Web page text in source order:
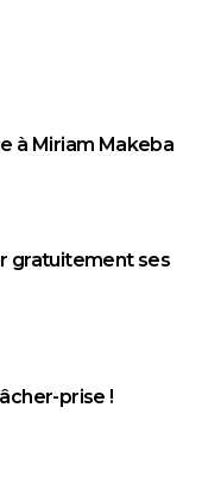
à Miriam Makeba
gratuitement ses
prise !